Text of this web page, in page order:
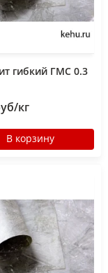
гибкий ГМС 0.3
кг
В корзину